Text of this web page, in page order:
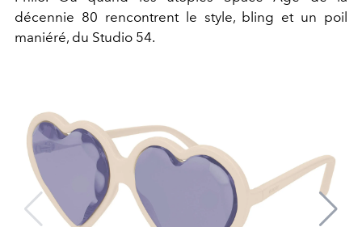
décennie 80 rencontrent le style, bling et un poil
maniéré, du Studio 54.